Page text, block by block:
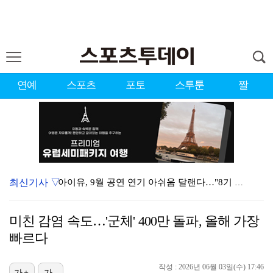
연예 스포츠 포토 스투툰 짤
아이유, 9월 공연 연기 아쉬움 달랜다…"8기 대상 9…
[ST포토] 안재희, 승리의 브이
최신기사 ▽
미친 감염 속도…'군체' 400만 돌파, 올해 가장
빠르다
작성 : 2026년 06월 03일(수) 17:46